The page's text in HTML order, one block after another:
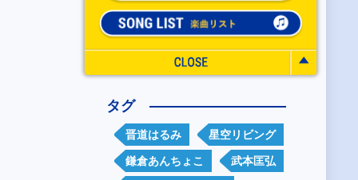
タグ
晋道はるみ 星空リビング
鎌倉あんちょこ 武本匡弘